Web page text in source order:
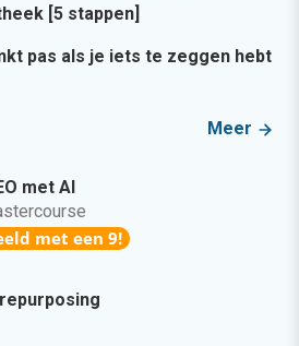
[5 stappen]
pas als je iets te zeggen hebt
Meer
met AI
met een 9!